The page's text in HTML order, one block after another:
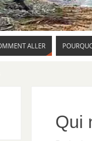
ALLER
Qui